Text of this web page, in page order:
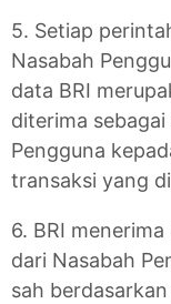
5. Setiap
Nasabah
data BRI
diterima
Pengguna
transaksi yang
6. BRI
dari Nasabah
sah